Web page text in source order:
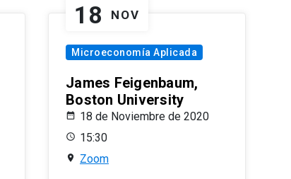
18 NOV
Microeconomía Aplicada
James Feigenbaum,
Boston University
18 de Noviembre de 2020
15:30
Zoom